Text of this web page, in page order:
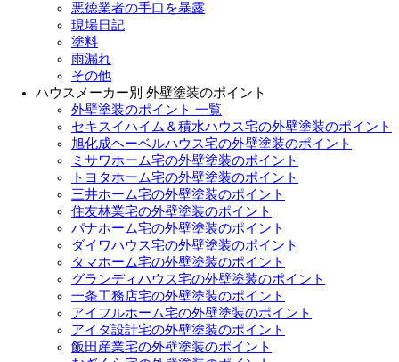
悪徳業者の手口を暴露
現場日記
塗料
雨漏れ
その他
ハウスメーカー別 外壁塗装のポイント
外壁塗装のポイント 一覧
セキスイハイム＆積水ハウス宅の外壁塗装のポイント
旭化成ヘーベルハウス宅の外壁塗装のポイント
ミサワホーム宅の外壁塗装のポイント
トヨタホーム宅の外壁塗装のポイント
三井ホーム宅の外壁塗装のポイント
住友林業宅の外壁塗装のポイント
パナホーム宅の外壁塗装のポイント
ダイワハウス宅の外壁塗装のポイント
タマホーム宅の外壁塗装のポイント
グランディハウス宅の外壁塗装のポイント
一条工務店宅の外壁塗装のポイント
アイフルホーム宅の外壁塗装のポイント
アイダ設計宅の外壁塗装のポイント
飯田産業宅の外壁塗装のポイント